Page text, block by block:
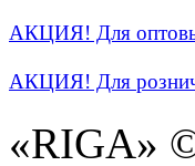
АКЦИЯ! Для
АКЦИЯ! Для
«RIGA»